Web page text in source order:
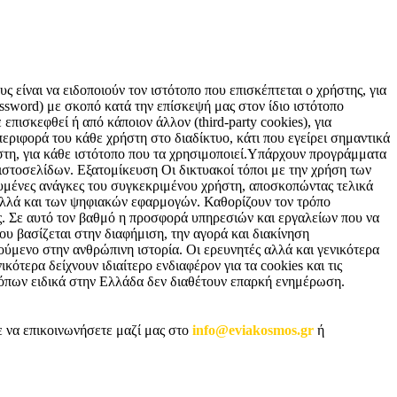
να ειδοποιούν τον ιστότοπο που επισκέπτεται ο χρήστης, για
με σκοπό κατά την επίσκεψή μας στον ίδιο ιστότοπο
ή από κάποιον άλλον (third-party cookies), για
του κάθε χρήστη στο διαδίκτυο, κάτι που εγείρει σημαντικά
για κάθε ιστότοπο που τα χρησιμοποιεί.Υπάρχουν προγράμματα
Εξατομίκευση Οι δικτυακοί τόποι με την χρήση των
ανάγκες του συγκεκριμένου χρήστη, αποσκοπώντας τελικά
και των ψηφιακών εφαρμογών. Καθορίζουν τον τρόπο
Σε αυτό τον βαθμό η προσφορά υπηρεσιών και εργαλείων που να
βασίζεται στην διαφήμιση, την αγορά και διακίνηση
στην ανθρώπινη ιστορία. Οι ερευνητές αλλά και γενικότερα
δείχνουν ιδιαίτερο ενδιαφέρον για τα cookies και τις
ειδικά στην Ελλάδα δεν διαθέτουν επαρκή ενημέρωση.
επικοινωνήσετε μαζί μας στο info@eviakosmos.gr ή